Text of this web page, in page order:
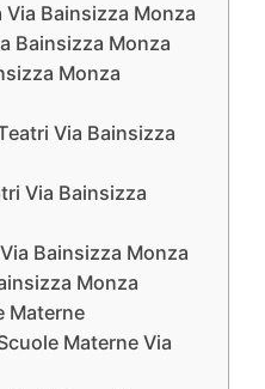
Bainsizza Monza
Bainsizza Monza
Monza
Via Bainsizza
Via Bainsizza
Bainsizza Monza
Monza
Materne
Materne Via